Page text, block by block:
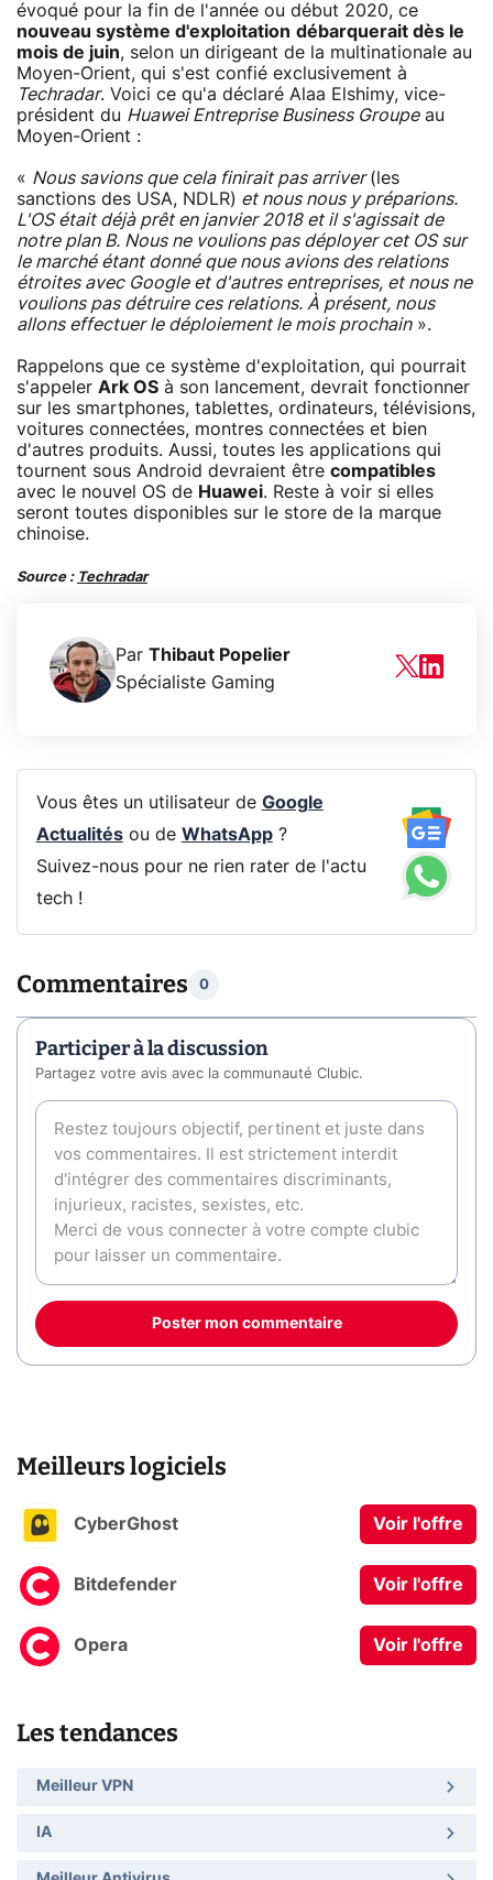
évoqué pour la fin de l'année ou début 2020, ce
nouveau système d'exploitation débarquerait dès le
mois de juin, selon un dirigeant de la multinationale au
Moyen-Orient, qui s'est confié exclusivement à
Techradar. Voici ce qu'a déclaré Alaa Elshimy, vice-
président du Huawei Entreprise Business Groupeau
Moyen-Orient :
« Nous savions que cela finirait pas arriver(les
sanctions des USA, NDLR) et nous nous y préparions.
L'OS était déjà prêt en janvier 2018 et il s'agissait de
notre plan B. Nous ne voulions pas déployer cet OS sur
le marché étant donné que nous avions des relations
étroites avec Google et d'autres entreprises, et nous ne
voulions pas détruire ces relations. À présent, nous
allons effectuer le déploiement le mois prochain».
Rappelons que ce système d'exploitation, qui pourrait
s'appeler Ark OS à son lancement, devrait fonctionner
sur les smartphones, tablettes, ordinateurs, télévisions,
voitures connectées, montres connectées et bien
d'autres produits. Aussi, toutes les applications qui
tournent sous Android devraient être compatibles
avec le nouvel OS de Huawei. Reste à voir si elles
seront toutes disponibles sur le store de la marque
chinoise.
Source : Techradar
Par Thibaut Popelier
Spécialiste Gaming
Vous êtes un utilisateur de Google
Actualitésou de WhatsApp?
Suivez-nous pour ne rien rater de l'actu
tech !
Commentaires 0
Participer à la discussion
Partagez votre avis avec la communauté Clubic.
Poster mon commentaire
Meilleurs logiciels
CyberGhost Voir l'offre
Bitdefender Voir l'offre
Opera Voir l'offre
Les tendances
Meilleur VPN
IA